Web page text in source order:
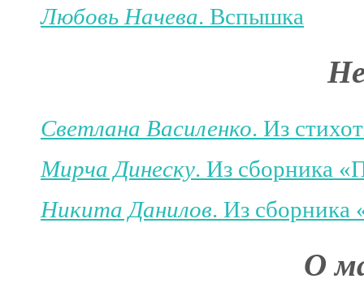
Любовь Начева. Вспышка
Светлана Василенко. Из
Мирча Динеску. Из сборника
Никита Данилов. Из сборника
О